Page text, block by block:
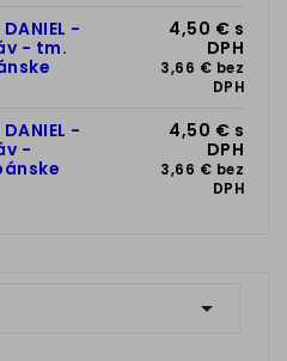
-
- tm.
4,50 € s
DPH
3,66 € bez
DPH
-
-
4,50 € s
DPH
3,66 € bez
DPH
